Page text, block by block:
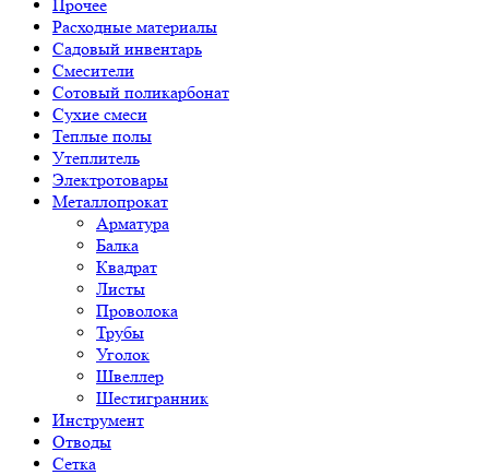
Прочее
Расходные материалы
Садовый инвентарь
Смесители
Сотовый поликарбонат
Сухие смеси
Теплые полы
Утеплитель
Электротовары
Металлопрокат
Арматура
Балка
Квадрат
Листы
Проволока
Трубы
Уголок
Швеллер
Шестигранник
Инструмент
Отводы
Сетка